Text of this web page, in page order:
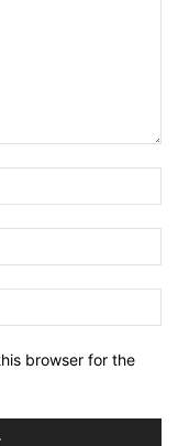
browser for the